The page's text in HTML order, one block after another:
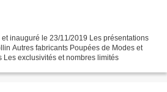
inauguré le 23/11/2019 Les présentations
Autres fabricants Poupées de Modes et
exclusivités et nombres limités